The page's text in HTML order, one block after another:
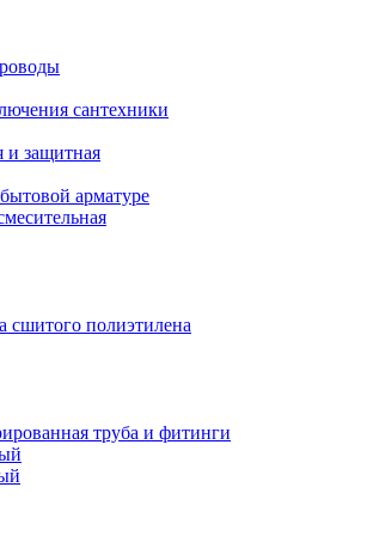
сантехники
и защитная
арматуре
сшитого полиэтилена
труба и фитинги